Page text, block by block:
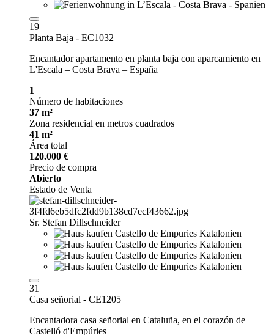
19
Planta Baja - EC1032
Encantador apartamento en planta baja con aparcamiento en
L'Escala – Costa Brava – España
1
Número de habitaciones
37 m²
Zona residencial en metros cuadrados
41 m²
Área total
120.000 €
Precio de compra
Abierto
Estado de Venta
Sr. Stefan Dillschneider
31
Casa señorial - CE1205
Encantadora casa señorial en Cataluña, en el corazón de
Castelló d'Empúries